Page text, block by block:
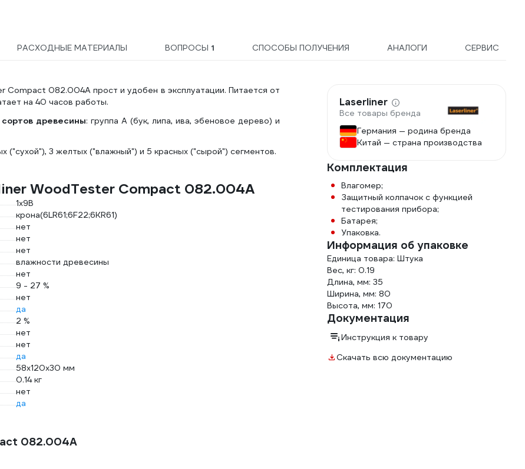
РАСХОДНЫЕ МАТЕРИАЛЫ ВОПРОСЫ 1 СПОСОБЫ ПОЛУЧЕНИЯ АНАЛОГИ СЕРВИС
082.004A прост и удобен в эксплуатации. Питается от
на 40 часов работы.
древесины: группа А (бук, липа, ива, эбеновое дерево) и
("сухой"), 3 желтых ("влажный") и 5 красных ("сырой") сегментов.
WoodTester Compact 082.004A
1х9B
крона(6LR61;6F22;6KR61)
нет
нет
нет
влажности древесины
нет
9 - 27 %
нет
да
2 %
нет
нет
да
58х120х30 мм
0.14 кг
нет
да
082.004A
Laserliner
Все товары бренда
Германия — родина бренда
Китай — страна производства
Комплектация
Влагомер;
Защитный колпачок с функцией
тестирования прибора;
Батарея;
Упаковка.
Информация об упаковке
Единица товара: Штука
Вес, кг: 0.19
Длина, мм: 35
Ширина, мм: 80
Высота, мм: 170
Документация
Инструкция к товару
Скачать всю документацию